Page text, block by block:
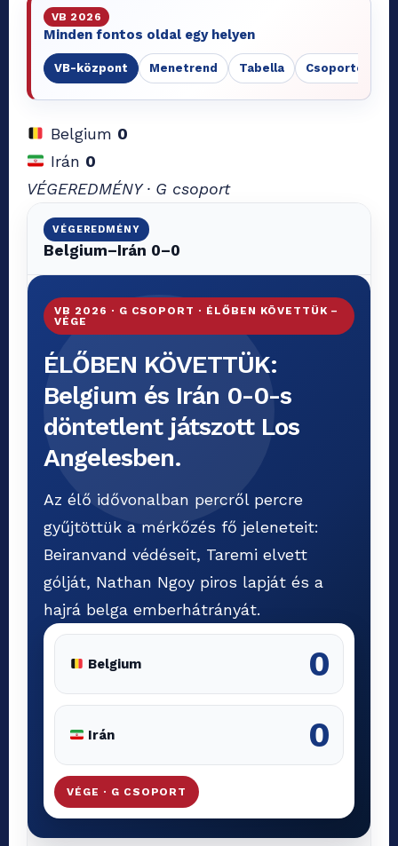
VB 2026
Minden fontos oldal egy helyen
VB-központ Menetrend Tabella Csoportok
Belgium 0
Irán 0
VÉGEREDMÉNY · G csoport
VÉGEREDMÉNY
Belgium–Irán 0–0
VB 2026 · G CSOPORT · ÉLŐBEN KÖVETTÜK –
VÉGE
ÉLŐBEN KÖVETTÜK:
Belgium és Irán 0-0-s
döntetlent játszott Los
Angelesben.
Az élő idővonalban percről percre
gyűjtöttük a mérkőzés fő jeleneteit:
Beiranvand védéseit, Taremi elvett
gólját, Nathan Ngoy piros lapját és a
hajrá belga emberhátrányát.
Belgium 0
Irán 0
VÉGE · G CSOPORT